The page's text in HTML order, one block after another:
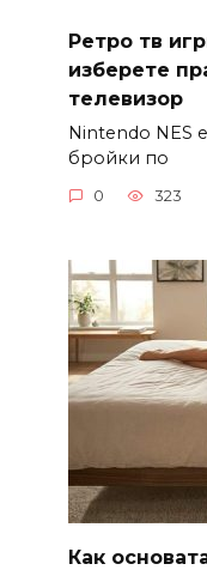
Ретро тв
изберете
телевизор
Nintendo NES
бройки по
0 323
Как